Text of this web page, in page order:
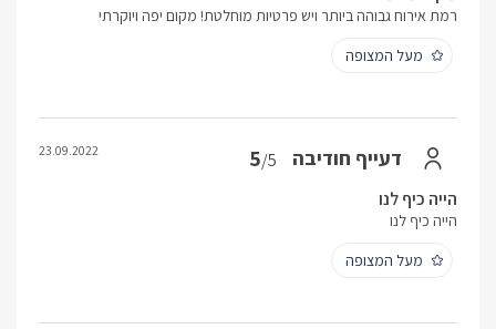
רמת אירוח גבוהה ביותר ויש פרטיות מוחלטת! מקום יפה ויוקרתי
מעל המצופה
דעייף חודיבה 5/5
23.09.2022
הייה כיף לנו
הייה כיף לנו
מעל המצופה